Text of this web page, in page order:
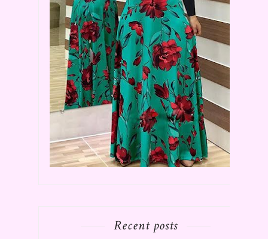
Recent posts